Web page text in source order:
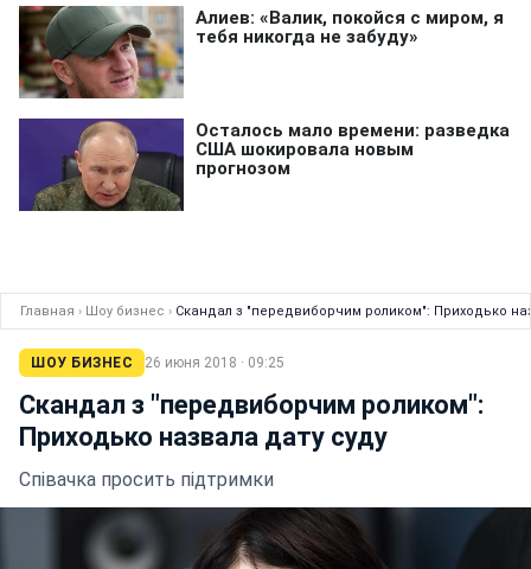
Главная › Шоу бизнес › Скандал з "передвиборчим роликом": Приходько
ШОУ БИЗНЕС 26 июня 2018 · 09:25
Скандал з "передвиборчим роликом":
Приходько назвала дату суду
Співачка просить підтримки